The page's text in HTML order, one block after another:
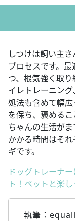
しつけは飼い主
プロセスです。
つ、根気強く取
イレトレーニン
処法も含めて幅
を保ち、褒める
ちゃんの生活が
かかる時間はそ
ギです。
ドッグトレーナ
ト！ペットと楽
執筆：